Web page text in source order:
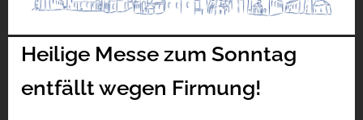
Heilige Messe zum Sonntag
entfällt wegen Firmung!